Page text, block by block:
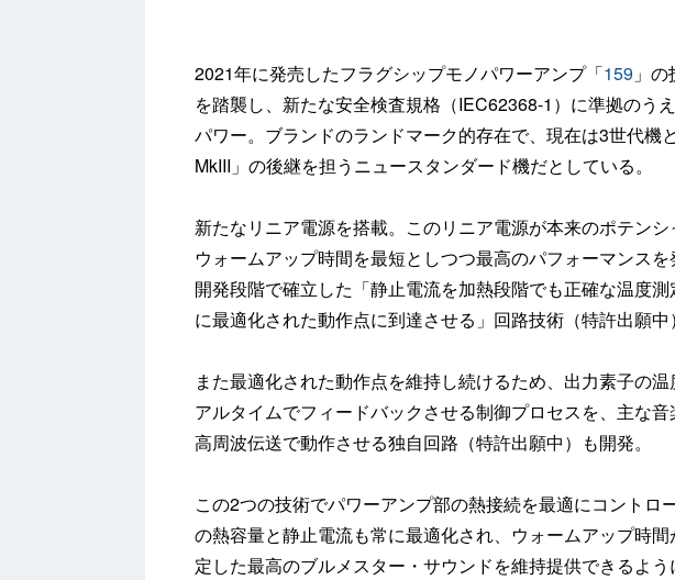
2021年に発売したフラグシップモノパワーアンプ「159 」
を踏襲し、新たな安全検査規格（IEC62368-1）に準拠のう
パワー。ブランドのランドマーク的存在で、現在は3世代機
MkIII」の後継を担うニュースタンダード機だとしている。
新たなリニア電源を搭載。このリニア電源が本来のポテン
ウォームアップ時間を最短としつつ最高のパフォーマンス
開発段階で確立した「静止電流を加熱段階でも正確な温度
に最適化された動作点に到達させる」回路技術（特許出願中
また最適化された動作点を維持し続けるため、出力素子の
アルタイムでフィードバックさせる制御プロセスを、主な
高周波伝送で動作させる独自回路（特許出願中）も開発。
この2つの技術でパワーアンプ部の熱接続を最適にコントロ
の熱容量と静止電流も常に最適化され、ウォームアップ時
定した最高のブルメスター・サウンドを維持提供できるよう